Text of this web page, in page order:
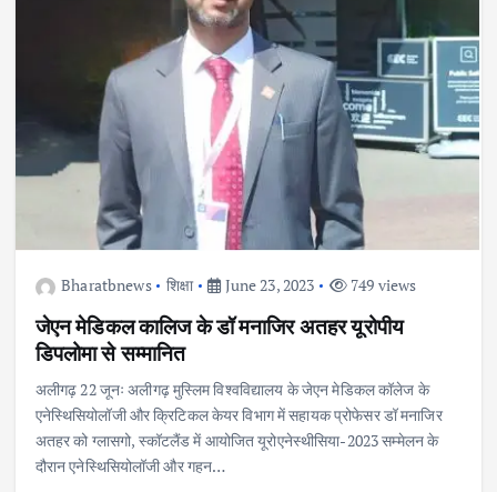
Bharatbnews शिक्षा June 23, 2023 749 views
जेएन मेडिकल कालिज के डॉ मनाजिर अतहर यूरोपीय
डिपलोमा से सम्मानित
अलीगढ़ 22 जूनः अलीगढ़ मुस्लिम विश्वविद्यालय के जेएन मेडिकल कॉलेज के
एनेस्थिसियोलॉजी और क्रिटिकल केयर विभाग में सहायक प्रोफेसर डॉ मनाजिर
अतहर को ग्लासगो, स्कॉटलैंड में आयोजित यूरोएनेस्थीसिया-2023 सम्मेलन के
दौरान एनेस्थिसियोलॉजी और गहन…